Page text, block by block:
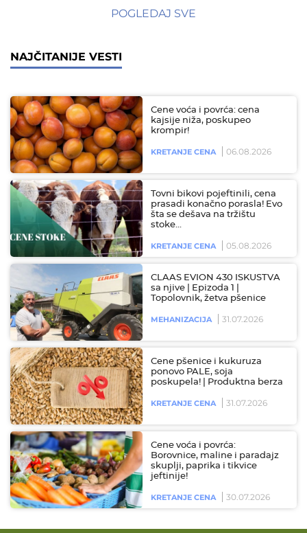
POGLEDAJ SVE
NAJČITANIJE VESTI
Cene voća i povrća: cena
kajsije niža, poskupeo
krompir!
KRETANJE CENA 06.08.2026
Tovni bikovi pojeftinili, cena
prasadi konačno porasla! Evo
šta se dešava na tržištu
stoke…
KRETANJE CENA 05.08.2026
CLAAS EVION 430 ISKUSTVA
sa njive | Epizoda 1 |
Topolovnik, žetva pšenice
MEHANIZACIJA 31.07.2026
Cene pšenice i kukuruza
ponovo PALE, soja
poskupela! | Produktna berza
KRETANJE CENA 31.07.2026
Cene voća i povrća:
Borovnice, maline i paradajz
skuplji, paprika i tikvice
jeftinije!
KRETANJE CENA 30.07.2026